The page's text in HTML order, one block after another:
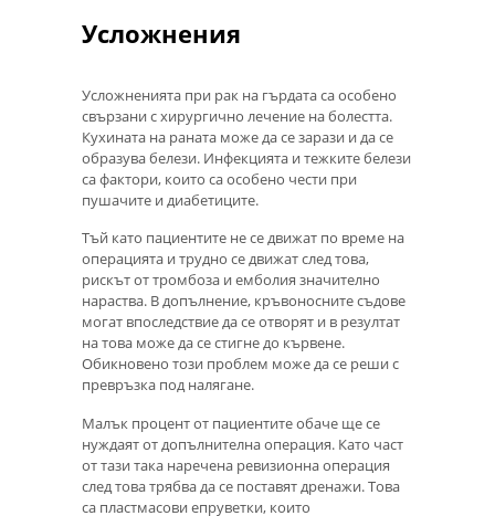
Усложнения
Усложненията при рак на гърдата са особено
свързани с хирургично лечение на болестта.
Кухината на раната може да се зарази и да се
образува белези. Инфекцията и тежките белези
са фактори, които са особено чести при
пушачите и диабетиците.
Тъй като пациентите не се движат по време на
операцията и трудно се движат след това,
рискът от тромбоза и емболия значително
нараства. В допълнение, кръвоносните съдове
могат впоследствие да се отворят и в резултат
на това може да се стигне до кървене.
Обикновено този проблем може да се реши с
превръзка под налягане.
Малък процент от пациентите обаче ще се
нуждаят от допълнителна операция. Като част
от тази така наречена ревизионна операция
след това трябва да се поставят дренажи. Това
са пластмасови епруветки, които